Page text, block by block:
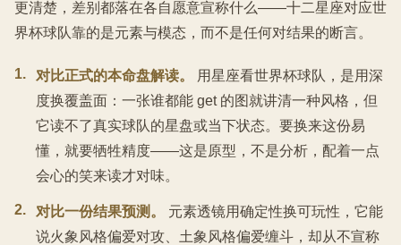
更清楚，差别都落在各自愿意宣称什么——十二星座对应世
界杯球队靠的是元素与模态，而不是任何对结果的断言。
1. 对比正式的本命盘解读。
用星座看世界杯球队，是用深
度换覆盖面：一张谁都能 get 的图就讲清一种风格，但
它读不了真实球队的星盘或当下状态。要换来这份易
懂，就要牺牲精度——这是原型，不是分析，配着一点
会心的笑来读才对味。
2. 对比一份结果预测。
元素透镜用确定性换可玩性，它能
说火象风格偏爱对攻、土象风格偏爱缠斗，却从不宣称